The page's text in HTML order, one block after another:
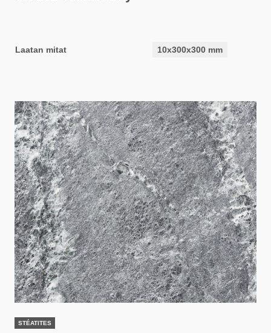
Laatan mitat 10x300x300 mm
STÉATITES